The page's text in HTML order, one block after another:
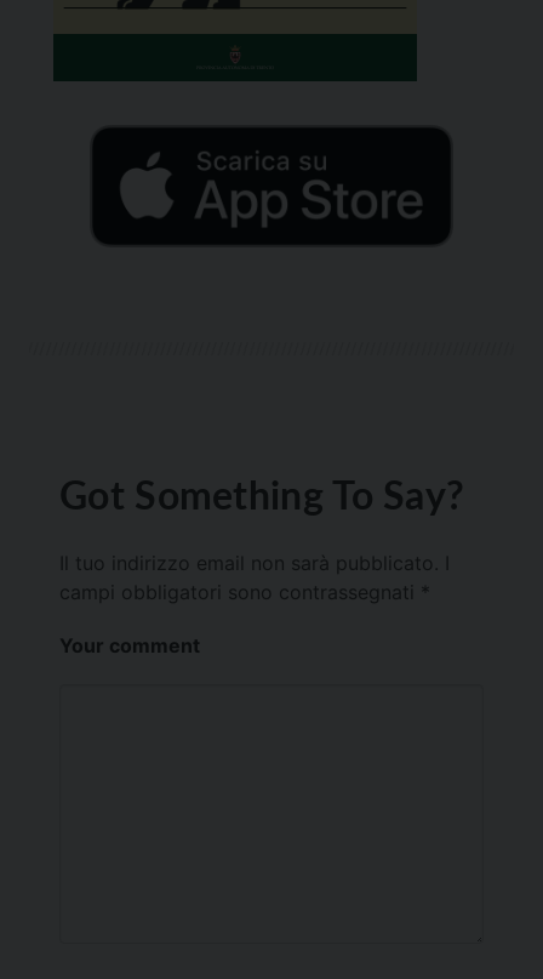
Got Something To Say?
Il tuo indirizzo email non sarà pubblicato.
campi obbligatori sono contrassegnati *
Your comment